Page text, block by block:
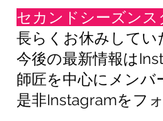
セカンドシーズンス
長らくお休みして
今後の最新情報は
師匠を中心にメンバ
是非Instagramをフ